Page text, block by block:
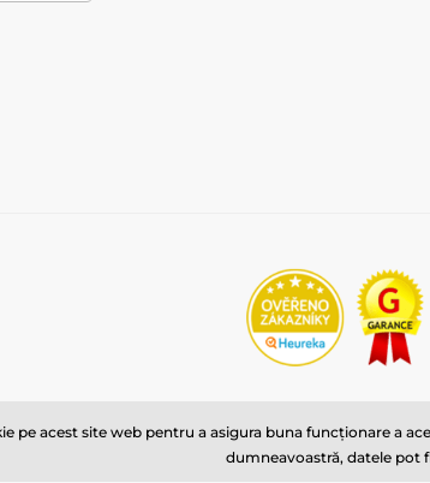
pe acest site web pentru a asigura buna funcționare a
dumneavoastră, datele pot